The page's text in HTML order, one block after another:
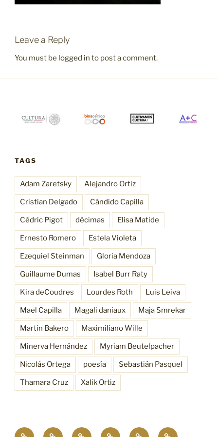
Leave a Reply
You must be logged in to post a comment.
TAGS
Adam Zaretsky Alejandro Ortiz
Cristian Delgado Cándido Capilla
Cédric Pigot décimas Elisa Matide
Ernesto Romero Estela Violeta
Ezequiel Steinman Gloria Mendoza
Guillaume Dumas Isabel Burr Raty
Kira deCoudres Lourdes Roth Luis Leiva
Mael Capilla Magali daniaux Maja Smrekar
Martin Bakero Maximiliano Wille
Minerva Hernández Myriam Beutelpacher
Nicolás Ortega poesía Sebastián Pasquel
Thamara Cruz Xalik Ortiz
Empatía¿QuiénesAntecedentesProcesosFuncionesResonancia